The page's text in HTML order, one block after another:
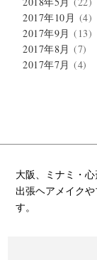
2017年10月 (4)
2017年9月 (13)
2017年8月 (7)
2017年7月 (4)
大阪、ミナミ・心
出張ヘアメイク
す。